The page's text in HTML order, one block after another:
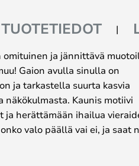
TUOTETIEDOT
omituinen ja jännittävä
Gaion avulla sinulla on
ja tarkastella suurta kasvia
Kaunis motiivi
ja herättämään ihailua
valo päällä vai ei, ja saat
joka on yhtä lailla